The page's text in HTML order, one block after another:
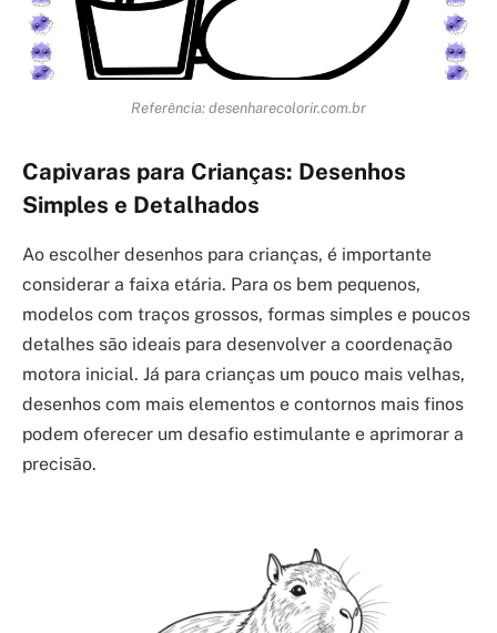
Referência: desenharecolorir.com.br
Capivaras para Crianças: Desenhos
Simples e Detalhados
Ao escolher desenhos para crianças, é importante
considerar a faixa etária. Para os bem pequenos,
modelos com traços grossos, formas simples e poucos
detalhes são ideais para desenvolver a coordenação
motora inicial. Já para crianças um pouco mais velhas,
desenhos com mais elementos e contornos mais finos
podem oferecer um desafio estimulante e aprimorar a
precisão.